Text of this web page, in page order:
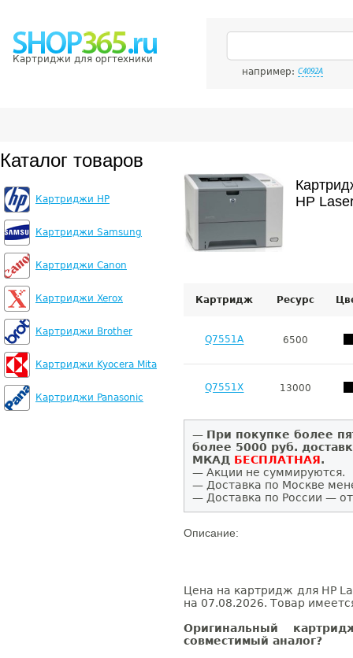
Картриджи для оргтехники
например: C4092A
Каталог товаров
Картриджи HP
Картриджи Samsung
Картриджи Canon
Картриджи Xerox
Картриджи Brother
Картриджи Kyocera Mita
Картриджи Panasonic
HP
Картридж Ресурс
Q7551A 6500
Q7551X 13000
— При покупке более
более 5000 руб.
МКАД БЕСПЛАТНАЯ.
— Акции не суммируются.
— Доставка по Москве
— Доставка по России —
Описание:
Цена на картридж для HP
на 07.08.2026. Товар
Оригинальный
совместимый аналог?